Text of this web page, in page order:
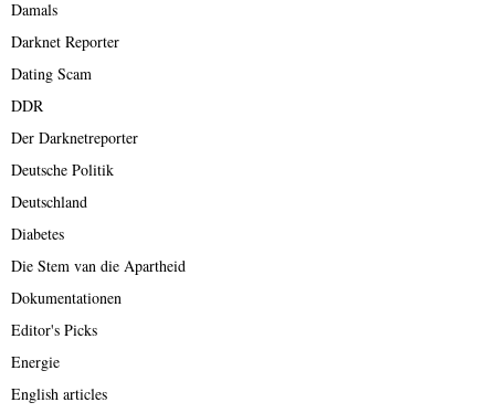
Damals
Darknet Reporter
Dating Scam
DDR
Der Darknetreporter
Deutsche Politik
Deutschland
Diabetes
Die Stem van die Apartheid
Dokumentationen
Editor's Picks
Energie
English articles